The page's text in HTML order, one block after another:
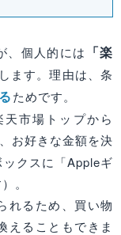
、個人的には 「楽
ます。理由は、条
ためです。
市場トップから
お好きな金額を決
クスに「Appleギ
。
れるため、買い物
えることもできま